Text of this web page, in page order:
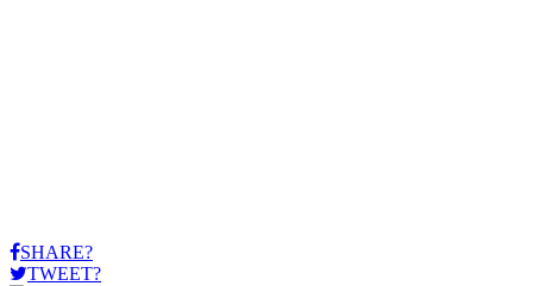
SHARE?
TWEET?